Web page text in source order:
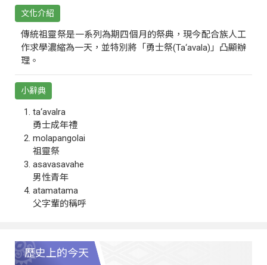
文化介紹
傳統祖靈祭是一系列為期四個月的祭典，現今配合族人工
作求學濃縮為一天，並特別將「勇士祭(Ta‘avala)」凸顯辦
理。
小辭典
ta‘avalra
勇士成年禮
molapangolai
祖靈祭
asavasavahe
男性青年
atamatama
父字輩的稱呼
歷史上的今天